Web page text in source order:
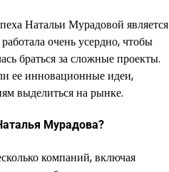
Натальи Мурадовой является
очень усердно, чтобы
браться за сложные проекты.
ее инновационные идеи,
выделиться на рынке.
Мурадова?
компаний, включая